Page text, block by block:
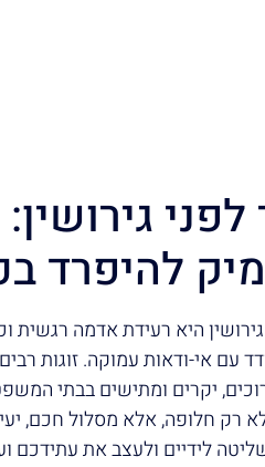
לפני
להיפרד
היא רעידת אדמה
עם אי-ודאות עמוקה. זוגות
יקרים ומתישים בבתי
רק חלופה, אלא מסלול חכם,
לידיים ולעצב את עתידכם